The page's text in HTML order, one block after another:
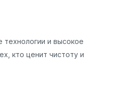
и высокое
кто ценит чистоту и